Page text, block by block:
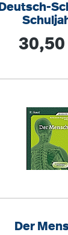
Regulärer
30,50
Der